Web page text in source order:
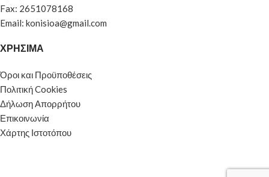
Fax: 2651078168
Email: konisioa@gmail.com
ΧΡΗΣΙΜΑ
Όροι και Προϋποθέσεις
Πολιτική Cookies
Δήλωση Απορρήτου
Επικοινωνία
Χάρτης Ιστοτόπου